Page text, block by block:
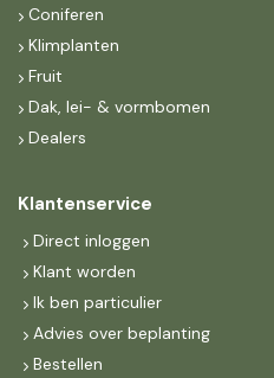
Coniferen
Klimplanten
Fruit
Dak, lei- & vormbomen
Dealers
Klantenservice
Direct inloggen
Klant worden
Ik ben particulier
Advies over beplanting
Bestellen